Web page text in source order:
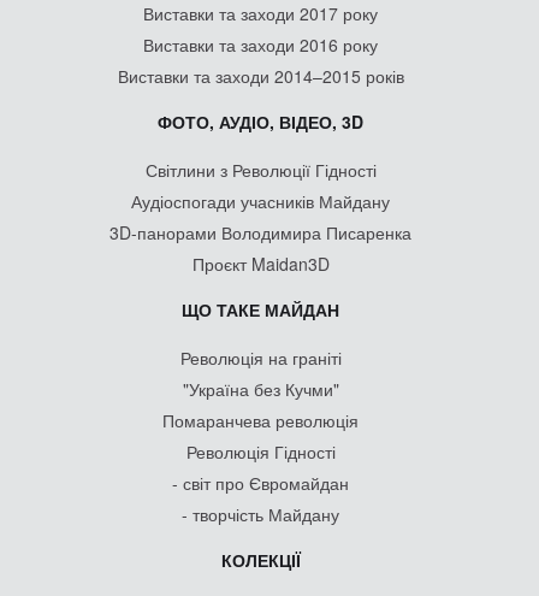
Виставки та заходи 2017 року
Виставки та заходи 2016 року
Виставки та заходи 2014–2015 років
ФОТО, АУДІО, ВІДЕО, 3D
Світлини з Революції Гідності
Аудіоспогади учасників Майдану
3D-панорами Володимира Писаренка
Проєкт Maidan3D
ЩО ТАКЕ МАЙДАН
Революція на граніті
"Україна без Кучми"
Помаранчева революція
Революція Гідності
- світ про Євромайдан
- творчість Майдану
КОЛЕКЦІЇ